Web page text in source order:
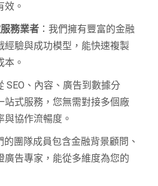
效。
務業者 ：我們擁有豐富的金融
經驗與成功模型，能快速複製
本。
SEO、內容、廣告到數據分
站式服務，您無需對接多個廠
協作流暢度。
的團隊成員包含金融背景顧問、
廣告專家，能從多維度為您的